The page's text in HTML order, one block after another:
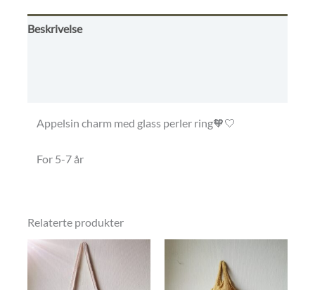
Beskrivelse
Appelsin charm med glass perler ring🧡🤍
For 5-7 år
Relaterte produkter